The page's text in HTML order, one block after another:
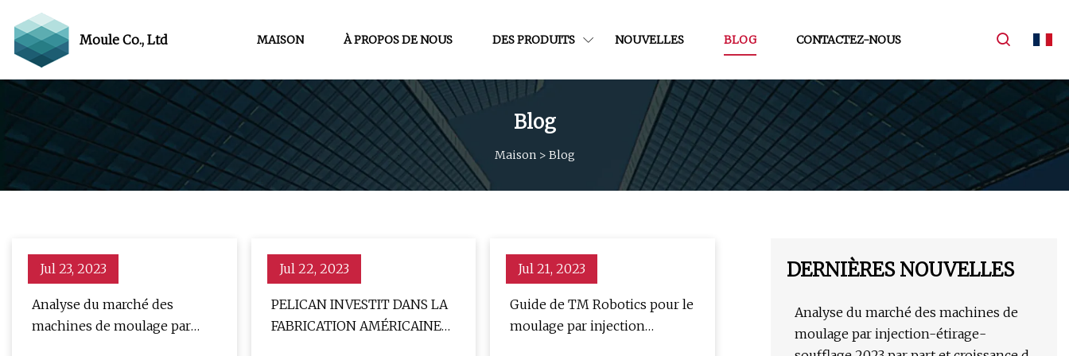
Moule Co., Ltd MAISON À PROPOS DE NOUS DES PRODUITS NOUVELLES BLOG CONTACTEZ-NOUS
Blog
Maison > Blog
Jul 23, 2023
Analyse du marché des
machines de moulage par
Jul 22, 2023
PELICAN INVESTIT DANS LA
FABRICATION AMÉRICAINE
Jul 21, 2023
Guide de TM Robotics pour le
moulage par injection
DERNIÈRES NOUVELLES
Analyse du marché des machines de
moulage par injection-étirage-